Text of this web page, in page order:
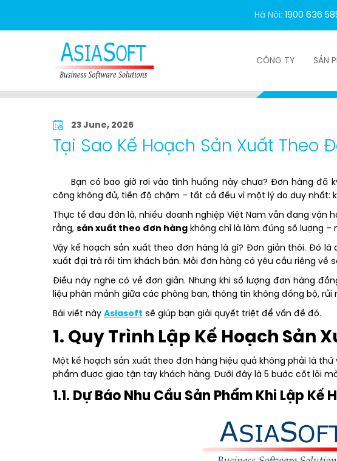
Hà Nội: 1900 636
CÔNG TY SẢN
23 June, 2026
Tại Sao Kế Hoạch Sản Xuất Theo
Bạn có bao giờ rơi vào tình huống này chưa? Đơn hàng đã
công không đủ, tiến độ chậm – tất cả đều vì một lý do duy nhất:
Thực tế đau đớn là, nhiều doanh nghiệp Việt Nam vẫn đang vận
rằng, sản xuất theo đơn hàng không chỉ là làm đúng số lượng
Vậy kế hoạch sản xuất theo đơn hàng là gì? Đơn giản thôi. Đó
xuất đại trà rồi tìm khách bán. Mỗi đơn hàng có yêu cầu riêng về
Điều này nghe có vẻ đơn giản. Nhưng khi số lượng đơn hàng
liệu phân mảnh giữa các phòng ban, thông tin không đồng bộ,
Bài viết này Asiasoft sẽ giúp bạn giải quyết triệt để vấn đề đó.
1. Quy Trình Lập Kế Hoạch Sản
Một kế hoạch sản xuất theo đơn hàng hiệu quả không phải là
phẩm được giao tận tay khách hàng. Dưới đây là 5 bước cốt lõi
1.1. Dự Báo Nhu Cầu Sản Phẩm Khi Lập Kế